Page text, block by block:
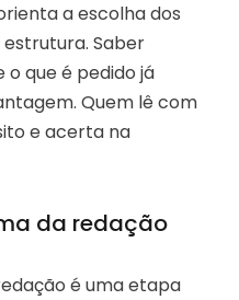
a escolha dos
Saber
que é pedido já
Quem lê com
e acerta na
da redação
é uma etapa